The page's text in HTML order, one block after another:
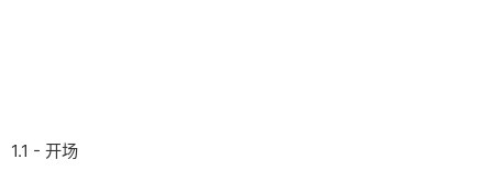
1.1 - 开场